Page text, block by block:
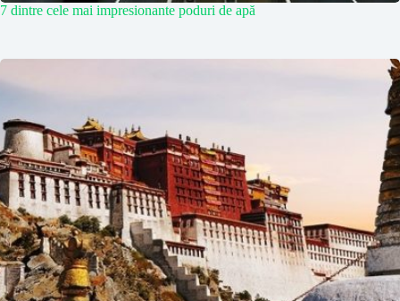
7 dintre cele mai impresionante poduri de apă